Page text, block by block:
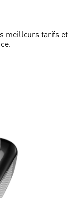
meilleurs tarifs et